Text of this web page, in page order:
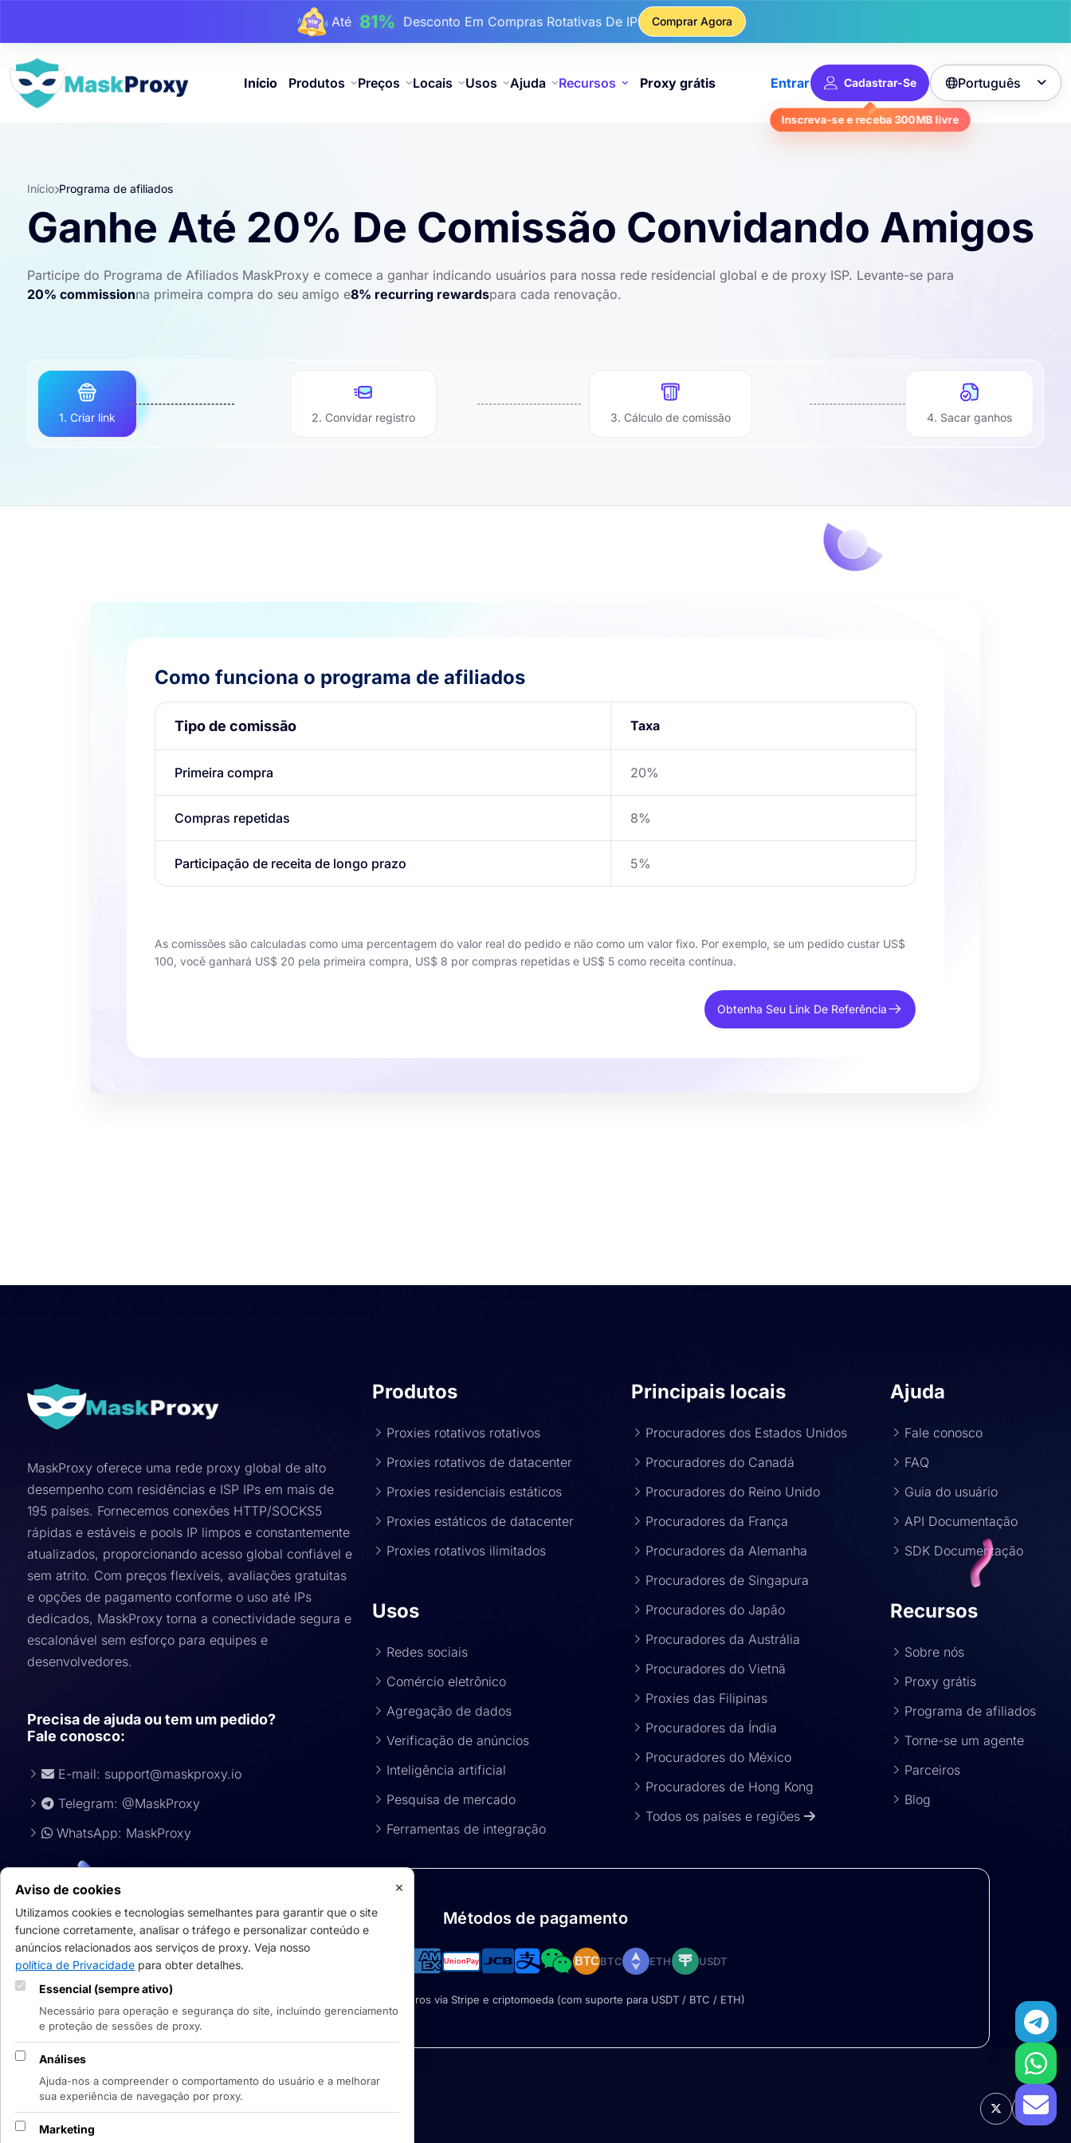
Até17%De Desconto Bônus Em Recargas
Até25%Desconto Em Compras Estáticas De IP
Comprar Agora
Início Produtos Preços Locais Usos Ajuda Recursos Proxy grátis Entrar Cadastrar-Se
Inscreva-se e receba 300MB livre
Português 
Início Programa de afiliados
Ganhe Até 20% De Comissão Convidando Amigos
Participe do Programa de Afiliados MaskProxy e comece a ganhar indicando usuários para nossa rede residencial global e de proxy ISP. Levante-se para
20% commissionna primeira compra do seu amigo e8% recurring rewardspara cada renovação.
1. Criar link 2. Convidar registro 3. Cálculo de comissão 4. Sacar ganhos
Como funciona o programa de afiliados
Tipo de comissão Taxa
Primeira compra 20%
Compras repetidas 8%
Participação de receita de longo prazo 5%
As comissões são calculadas como uma percentagem do valor real do pedido e não como um valor fixo. Por exemplo, se um pedido custar US$
100, você ganhará US$ 20 pela primeira compra, US$ 8 por compras repetidas e US$ 5 como receita contínua.
Obtenha Seu Link De Referência
MaskProxy oferece uma rede proxy global de alto
desempenho com residências e ISP IPs em mais de
195 países. Fornecemos conexões HTTP/SOCKS5
rápidas e estáveis ​​e pools IP limpos e constantemente
atualizados, proporcionando acesso global confiável e
sem atrito. Com preços flexíveis, avaliações gratuitas
e opções de pagamento conforme o uso até IPs
dedicados, MaskProxy torna a conectividade segura e
escalonável sem esforço para equipes e
desenvolvedores.
Precisa de ajuda ou tem um pedido?
Fale conosco:
E-mail: support@maskproxy.io
Telegram: @MaskProxy
WhatsApp: MaskProxy
Produtos
Proxies rotativos rotativos
Proxies rotativos de datacenter
Proxies residenciais estáticos
Proxies estáticos de datacenter
Proxies rotativos ilimitados
Usos
Redes sociais
Comércio eletrônico
Agregação de dados
Verificação de anúncios
Inteligência artificial
Pesquisa de mercado
Ferramentas de integração
Principais locais
Procuradores dos Estados Unidos
Procuradores do Canadá
Procuradores do Reino Unido
Procuradores da França
Procuradores da Alemanha
Procuradores de Singapura
Procuradores do Japão
Procuradores da Austrália
Procuradores do Vietnã
Proxies das Filipinas
Procuradores da Índia
Procuradores do México
Procuradores de Hong Kong
Todos os países e regiões
Ajuda
Fale conosco
FAQ
Guia do usuário
API Documentação
SDK Documentação
Recursos
Sobre nós
Proxy grátis
Programa de afiliados
Torne-se um agente
Parceiros
Blog
Métodos de pagamento
BTCBTC ETH USDT
Pagamentos seguros via Stripe e criptomoeda (com suporte para USDT / BTC / ETH)
Português 
×
Aviso de cookies
Utilizamos cookies e tecnologias semelhantes para garantir que o site
funcione corretamente, analisar o tráfego e personalizar conteúdo e
anúncios relacionados aos serviços de proxy. Veja nosso
política de Privacidade para obter detalhes.
Essencial (sempre ativo)
Necessário para operação e segurança do site, incluindo gerenciamento
e proteção de sessões de proxy.
Análises
Ajuda-nos a compreender o comportamento do usuário e a melhorar
sua experiência de navegação por proxy.
Marketing